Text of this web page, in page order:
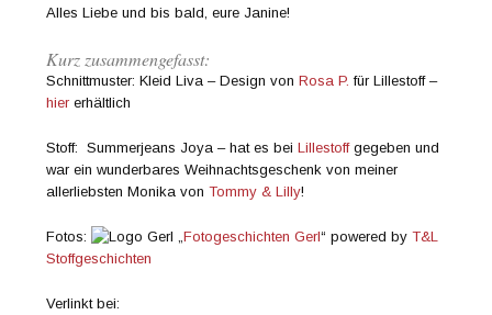
Alles Liebe und bis bald, eure Janine!
Kurz zusammengefasst:
Schnittmuster: Kleid Liva – Design vonRosa P. für Lillestoff –
hier erhältlich
Stoff: Summerjeans Joya – hat es beiLillestoffgegeben und
war ein wunderbares Weihnachtsgeschenk von meiner
allerliebsten Monika vonTommy & Lilly!
Fotos: „Fotogeschichten Gerl“ powered byT&L
Stoffgeschichten
Verlinkt bei: